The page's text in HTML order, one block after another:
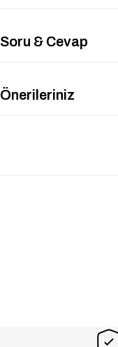
Soru & Cevap
Önerileriniz